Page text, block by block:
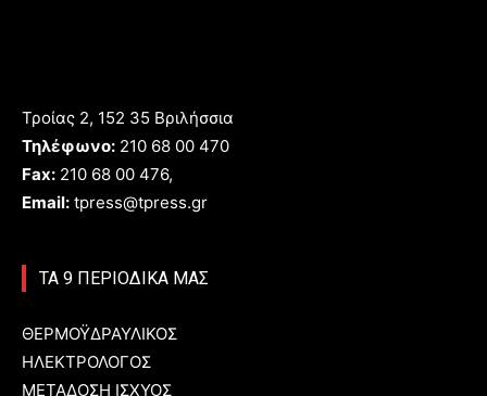
Τροίας 2, 152 35 Βριλήσσια
Τηλέφωνο: 210 68 00 470
Fax: 210 68 00 476,
Email: tpress@tpress.gr
ΤΑ 9 ΠΕΡΙΟΔΙΚΑ ΜΑΣ
ΘΕΡΜΟΫΔΡΑΥΛΙΚΟΣ
ΗΛΕΚΤΡΟΛΟΓΟΣ
ΜΕΤΑΔΟΣΗ ΙΣΧΥΟΣ